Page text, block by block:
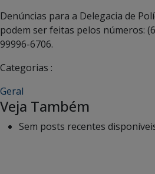
Denúncias para a Delegacia de
podem ser feitas pelos números:
99996-6706.
Categorias :
Geral
Veja Também
Sem posts recentes